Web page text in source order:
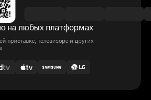
на любых платформах
приставке, телевизоре и других